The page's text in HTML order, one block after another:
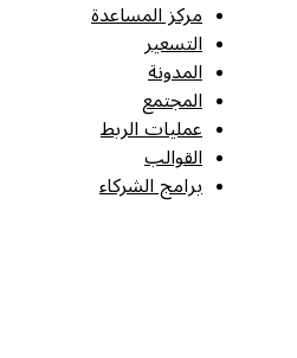
مركز المساعدة
التسعير
المدونة
المجتمع
عمليات الربط
القوالب
برامج الشركاء